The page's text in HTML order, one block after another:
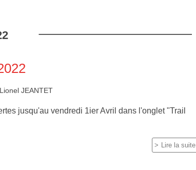
Lionel JEANTET
jusqu'au vendredi 1ier Avril dans l'onglet "Trail
Lire la suite